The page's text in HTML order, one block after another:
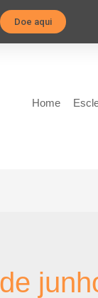
Doe aqui
Home